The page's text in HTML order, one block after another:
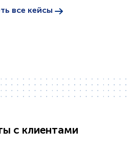
все кейсы
с клиентами